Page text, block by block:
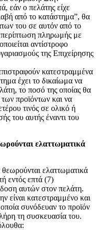
εάν ο πελάτης είχε
από το κατάστημα”, θα
του σε αυτόν από το
πληρωμής με
αντίστροφο
της Επιχείρησης
κατεστραμμένα
έχει το δικαίωμα να
το ποσό της οποίας θα
προϊόντων και να
τινός σε ολικό ή
του αυτής έναντι του
ελαττωματικά
ελαττωματικά
εντός επτά (7)
αυτών στον πελάτη.
είναι κατεστραμμένο και
συνόδευαν το προϊόν
τη συσκευασία του.